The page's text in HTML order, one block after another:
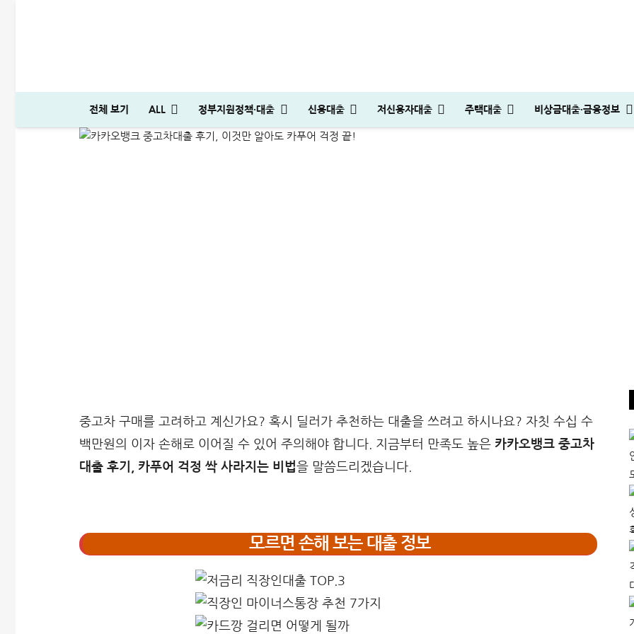
전체 보기 ALL 정부지원정책·대출 신용대출 저신용자대출 주택대출 비상금대출·금융정보
중고차 구매를 고려하고 계신가요? 혹시 딜러가 추천하는 대출을 쓰려고 하시나요? 자칫 수십 수
백만원의 이자 손해로 이어질 수 있어 주의해야 합니다. 지금부터 만족도 높은 카카오뱅크 중고차
대출 후기, 카푸어 걱정 싹 사라지는 비법을 말씀드리겠습니다.
모르면 손해 보는 대출 정보